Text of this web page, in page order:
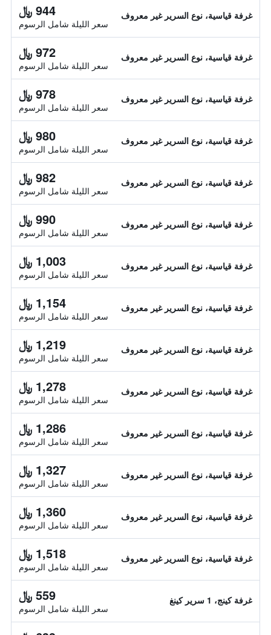
غرفة قياسية، نوع السرير غير معروف 944 ﷼
سعر الليلة شامل الرسوم
غرفة قياسية، نوع السرير غير معروف 972 ﷼
سعر الليلة شامل الرسوم
غرفة قياسية، نوع السرير غير معروف 978 ﷼
سعر الليلة شامل الرسوم
غرفة قياسية، نوع السرير غير معروف 980 ﷼
سعر الليلة شامل الرسوم
غرفة قياسية، نوع السرير غير معروف 982 ﷼
سعر الليلة شامل الرسوم
غرفة قياسية، نوع السرير غير معروف 990 ﷼
سعر الليلة شامل الرسوم
غرفة قياسية، نوع السرير غير معروف 1,003 ﷼
سعر الليلة شامل الرسوم
غرفة قياسية، نوع السرير غير معروف 1,154 ﷼
سعر الليلة شامل الرسوم
غرفة قياسية، نوع السرير غير معروف 1,219 ﷼
سعر الليلة شامل الرسوم
غرفة قياسية، نوع السرير غير معروف 1,278 ﷼
سعر الليلة شامل الرسوم
غرفة قياسية، نوع السرير غير معروف 1,286 ﷼
سعر الليلة شامل الرسوم
غرفة قياسية، نوع السرير غير معروف 1,327 ﷼
سعر الليلة شامل الرسوم
غرفة قياسية، نوع السرير غير معروف 1,360 ﷼
سعر الليلة شامل الرسوم
غرفة قياسية، نوع السرير غير معروف 1,518 ﷼
سعر الليلة شامل الرسوم
غرفة كينج، 1 سرير كينغ 559 ﷼
سعر الليلة شامل الرسوم